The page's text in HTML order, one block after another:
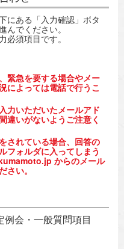
にある「入力確認」ボタ
んでください。
必須項目です。
緊急を要する場合やメー
によっては電話で行うこ
力いただいたメールアド
違いがないようご注意く
されている場合、回答の
フォルダに入ってしまう
からのメール
さい。
会・一般質問項目